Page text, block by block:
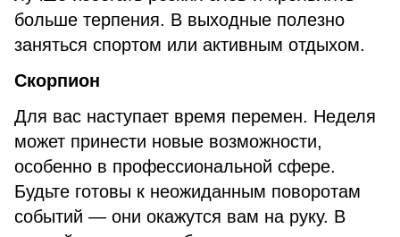
больше терпения. В выходные полезно
заняться спортом или активным отдыхом.
Скорпион
Для вас наступает время перемен. Неделя
может принести новые возможности,
особенно в профессиональной сфере.
Будьте готовы к неожиданным поворотам
событий — они окажутся вам на руку. В